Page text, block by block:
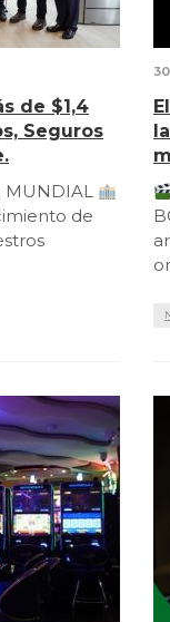
de $1,4
Seguros
MUNDIAL
de